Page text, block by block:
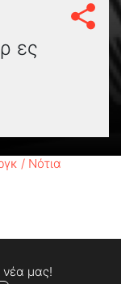
ες
/ Νότια
νέα μας!